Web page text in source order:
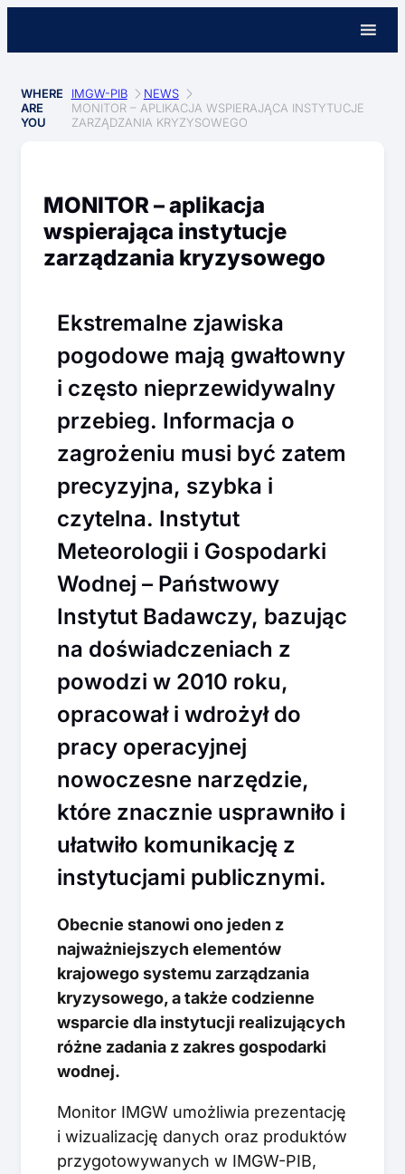
WHERE
ARE
YOU
IMGW-PIB
NEWS
MONITOR – APLIKACJA WSPIERAJĄCA INSTYTUCJE
ZARZĄDZANIA KRYZYSOWEGO
MONITOR – aplikacja
wspierająca instytucje
zarządzania kryzysowego
Ekstremalne zjawiska
pogodowe mają gwałtowny
i często nieprzewidywalny
przebieg. Informacja o
zagrożeniu musi być zatem
precyzyjna, szybka i
czytelna. Instytut
Meteorologii i Gospodarki
Wodnej – Państwowy
Instytut Badawczy, bazując
na doświadczeniach z
powodzi w 2010 roku,
opracował i wdrożył do
pracy operacyjnej
nowoczesne narzędzie,
które znacznie usprawniło i
ułatwiło komunikację z
instytucjami publicznymi.
Obecnie stanowi ono jeden z
najważniejszych elementów
krajowego systemu zarządzania
kryzysowego, a także codzienne
wsparcie dla instytucji realizujących
różne zadania z zakres gospodarki
wodnej.
Monitor IMGW umożliwia prezentację
i wizualizację danych oraz produktów
przygotowywanych w IMGW-PIB,